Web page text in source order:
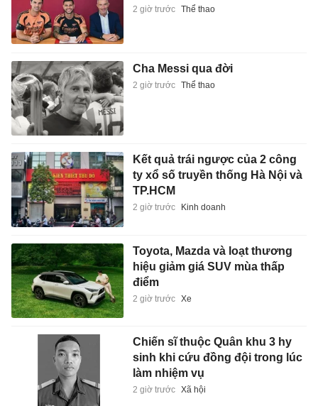
2 giờ trước Thể thao
Cha Messi qua đời
2 giờ trước Thể thao
Kết quả trái ngược của 2 công
ty xổ số truyền thống Hà Nội và
TP.HCM
2 giờ trước Kinh doanh
Toyota, Mazda và loạt thương
hiệu giảm giá SUV mùa thấp
điểm
2 giờ trước Xe
Chiến sĩ thuộc Quân khu 3 hy
sinh khi cứu đồng đội trong lúc
làm nhiệm vụ
2 giờ trước Xã hội